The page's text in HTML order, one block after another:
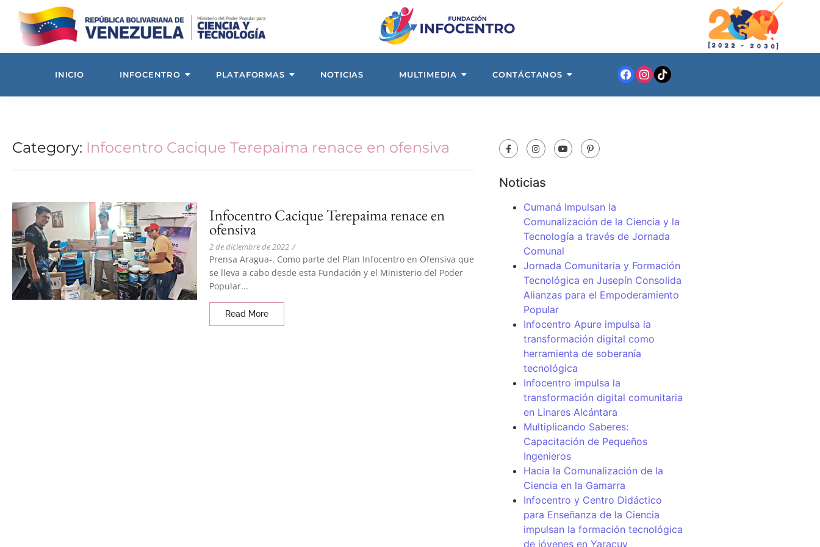
INICIO INFOCENTRO PLATAFORMAS NOTICIAS MULTIMEDIA CONTÁCTANOS
Category: Infocentro Cacique Terepaima renace en ofensiva
Infocentro Cacique Terepaima renace en
ofensiva
2 de diciembre de 2022 /
Prensa Aragua-. Como parte del Plan Infocentro en Ofensiva que
se lleva a cabo desde esta Fundación y el Ministerio del Poder
Popular...
Read More
Noticias
Cumaná Impulsan la
Comunalización de la Ciencia y la
Tecnología a través de Jornada
Comunal
Jornada Comunitaria y Formación
Tecnológica en Jusepín Consolida
Alianzas para el Empoderamiento
Popular
Infocentro Apure impulsa la
transformación digital como
herramienta de soberanía
tecnológica
Infocentro impulsa la
transformación digital comunitaria
en Linares Alcántara
Multiplicando Saberes:
Capacitación de Pequeños
Ingenieros
Hacia la Comunalización de la
Ciencia en la Gamarra
Infocentro y Centro Didáctico
para Enseñanza de la Ciencia
impulsan la formación tecnológica
de jóvenes en Yaracuy